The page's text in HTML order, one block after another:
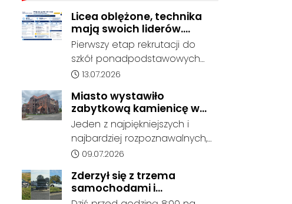
Licea oblężone, technika
mają swoich liderów.
Znamy wstępne wyniki
rekrutacji do szkół w
powiecie
Pierwszy etap rekrutacji do
szkół ponadpodstawowych
prowadzonych przez Powiat
pokazuje coraz wyraźniejsze
preferencje tegorocznych
absolwentów szkół
podstawowych. Dane dotyczą
kandydatów, którzy wskazali
dany oddział jako pierwszy
wybór, dlatego nie stanowią
jeszcze ostatecznego wyniku
Data dodania artykułu:
13.07.2026
Miasto wystawiło
zabytkową kamienicę w
Porcie na sprzedaż. W
dawnym hotelu mają
powstać mieszkania
Jeden z najpiękniejszych i
najbardziej rozpoznawalnych,
ale też najbardziej
Portu został wystawiony na
sprzedaż. Gmina Kędzierzyn-
Data dodania artykułu:
09.07.2026
Zderzył się z trzema
samochodami i
kontynuował jazdę. Seria